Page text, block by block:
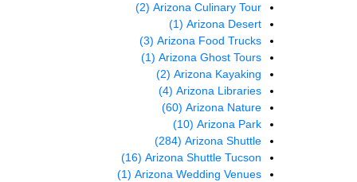
Arizona Culinary Tour
(2)
Arizona Desert
(1)
Arizona Food Trucks
(3)
Arizona Ghost Tours
(1)
Arizona Kayaking
(2)
Arizona Libraries
(4)
Arizona Nature
(60)
Arizona Park
(10)
Arizona Shuttle
(284)
Arizona Shuttle Tucson
(16)
Arizona Wedding Venues
(1)